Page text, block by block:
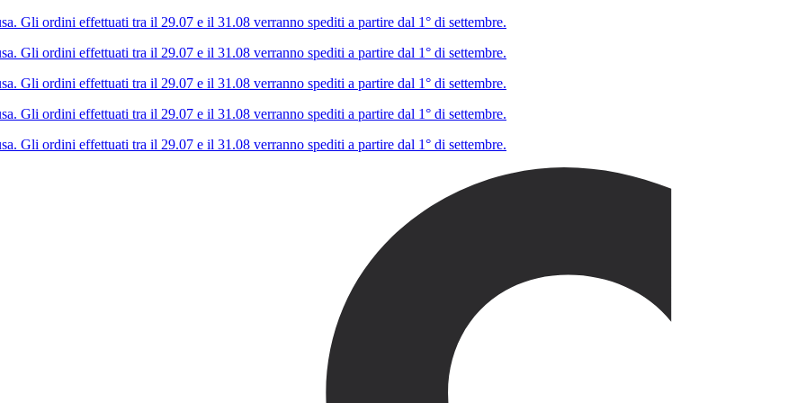
Gli ordini effettuati tra il 29.07 e il 31.08 verranno spediti a partire dal 1° di settembre.
Gli ordini effettuati tra il 29.07 e il 31.08 verranno spediti a partire dal 1° di settembre.
Gli ordini effettuati tra il 29.07 e il 31.08 verranno spediti a partire dal 1° di settembre.
Gli ordini effettuati tra il 29.07 e il 31.08 verranno spediti a partire dal 1° di settembre.
Gli ordini effettuati tra il 29.07 e il 31.08 verranno spediti a partire dal 1° di settembre.